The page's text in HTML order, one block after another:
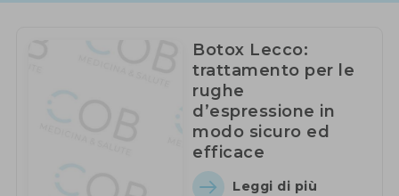
Botox Lecco:
trattamento per le
rughe
d’espressione in
modo sicuro ed
efficace
Leggi di più